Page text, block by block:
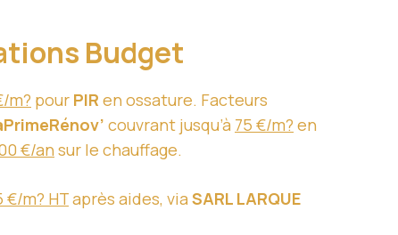
Budget
m? pour PIR en ossature. Facteurs
couvrant jusqu’à 75 €/m? en
€/an sur le chauffage.
€/m? HTaprès aides, via SARL LARQUE